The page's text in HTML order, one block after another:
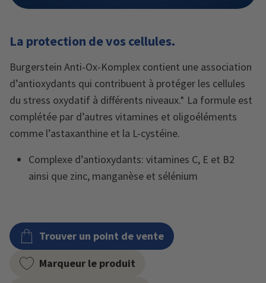
La protection de vos cellules.
Burgerstein Anti-Ox-Komplex contient une association
d’antioxydants qui contribuent à protéger les cellules
du stress oxydatif à différents niveaux.* La formule est
complétée par d’autres vitamines et oligoéléments
comme l’astaxanthine et la L-cystéine.
Complexe d’antioxydants: vitamines C, E et B2
ainsi que zinc, manganèse et sélénium
Trouver un point de vente
Marqueur le produit